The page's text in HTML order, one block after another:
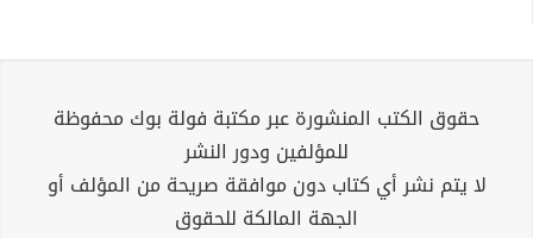
حقوق الكتب المنشورة عبر مكتبة فولة بوك محفوظة
للمؤلفين ودور النشر
لا يتم نشر أي كتاب دون موافقة صريحة من المؤلف أو
الجهة المالكة للحقوق